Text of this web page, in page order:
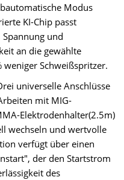
Modus
KI-Chip passt
und
an die gewählte
Schweißspritzer.
universelle Anschlüsse
mit MIG-
Elektrodenhalter(2.5m)
wechseln und wertvolle
verfügt über einen
der den Startstrom
des